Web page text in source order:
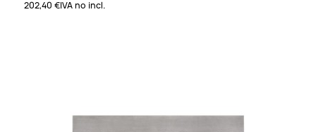
202,40 €IVA no incl.